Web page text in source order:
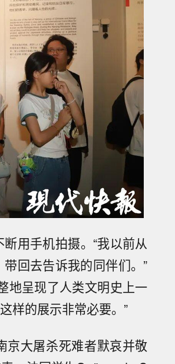
用手机拍摄。“我以前从
回去告诉我的同伴们。”
地呈现了人类文明史上一
样的展示非常必要。”
京大屠杀死难者默哀并敬